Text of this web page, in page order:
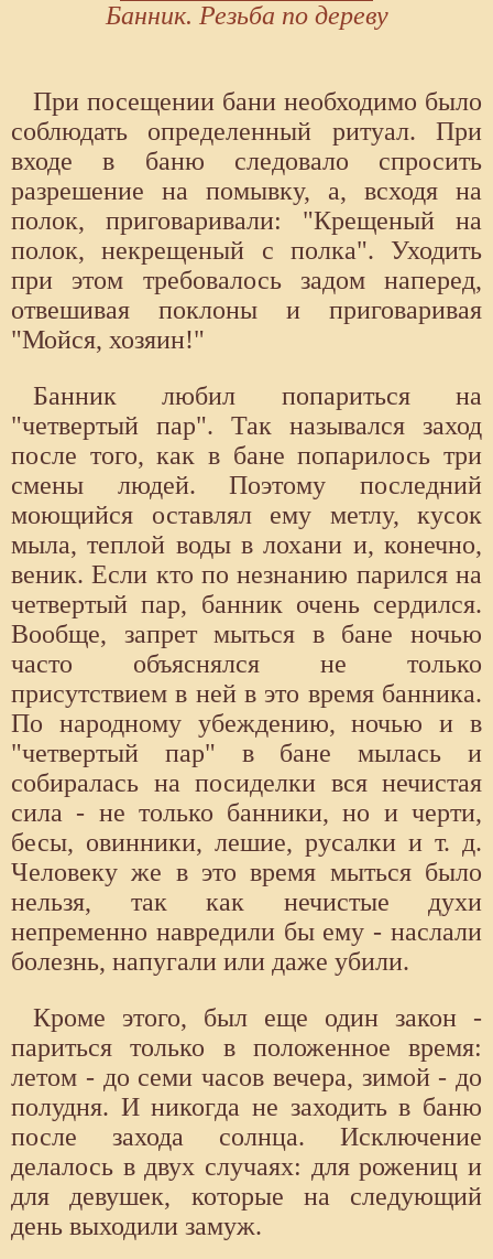
Банник. Резьба по дереву
При посещении бани необходимо было
соблюдать определенный ритуал. При
входе в баню следовало спросить
разрешение на помывку, а, всходя на
полок, приговаривали: "Крещеный на
полок, некрещеный с полка". Уходить
при этом требовалось задом наперед,
отвешивая поклоны и приговаривая
"Мойся, хозяин!"
Банник любил попариться на
"четвертый пар". Так назывался заход
после того, как в бане попарилось три
смены людей. Поэтому последний
моющийся оставлял ему метлу, кусок
мыла, теплой воды в лохани и, конечно,
веник. Если кто по незнанию парился на
четвертый пар, банник очень сердился.
Вообще, запрет мыться в бане ночью
часто объяснялся не только
присутствием в ней в это время банника.
По народному убеждению, ночью и в
"четвертый пар" в бане мылась и
собиралась на посиделки вся нечистая
сила - не только банники, но и черти,
бесы, овинники, лешие, русалки и т. д.
Человеку же в это время мыться было
нельзя, так как нечистые духи
непременно навредили бы ему - наслали
болезнь, напугали или даже убили.
Кроме этого, был еще один закон -
париться только в положенное время:
летом - до семи часов вечера, зимой - до
полудня. И никогда не заходить в баню
после захода солнца. Исключение
делалось в двух случаях: для рожениц и
для девушек, которые на следующий
день выходили замуж.